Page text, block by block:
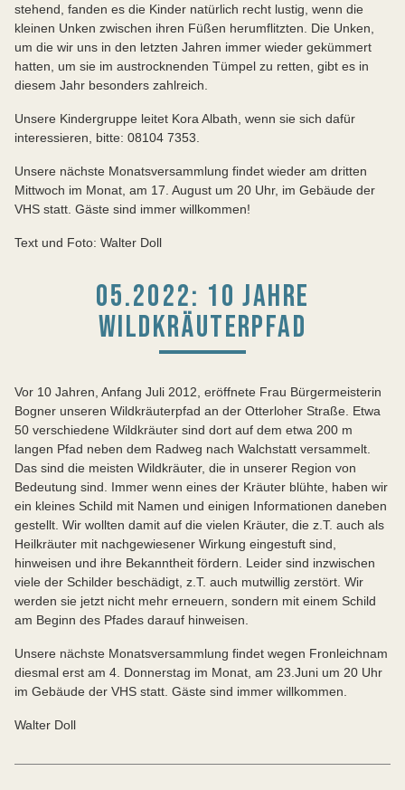
stehend, fanden es die Kinder natürlich recht lustig, wenn die
kleinen Unken zwischen ihren Füßen herumflitzten. Die Unken,
um die wir uns in den letzten Jahren immer wieder gekümmert
hatten, um sie im austrocknenden Tümpel zu retten, gibt es in
diesem Jahr besonders zahlreich.
Unsere Kindergruppe leitet Kora Albath, wenn sie sich dafür
interessieren, bitte: 08104 7353.
Unsere nächste Monatsversammlung findet wieder am dritten
Mittwoch im Monat, am 17. August um 20 Uhr, im Gebäude der
VHS statt. Gäste sind immer willkommen!
Text und Foto: Walter Doll
05.2022: 10 JAHRE
WILDKRÄUTERPFAD
Vor 10 Jahren, Anfang Juli 2012, eröffnete Frau Bürgermeisterin
Bogner unseren Wildkräuterpfad an der Otterloher Straße. Etwa
50 verschiedene Wildkräuter sind dort auf dem etwa 200 m
langen Pfad neben dem Radweg nach Walchstatt versammelt.
Das sind die meisten Wildkräuter, die in unserer Region von
Bedeutung sind. Immer wenn eines der Kräuter blühte, haben wir
ein kleines Schild mit Namen und einigen Informationen daneben
gestellt. Wir wollten damit auf die vielen Kräuter, die z.T. auch als
Heilkräuter mit nachgewiesener Wirkung eingestuft sind,
hinweisen und ihre Bekanntheit fördern. Leider sind inzwischen
viele der Schilder beschädigt, z.T. auch mutwillig zerstört. Wir
werden sie jetzt nicht mehr erneuern, sondern mit einem Schild
am Beginn des Pfades darauf hinweisen.
Unsere nächste Monatsversammlung findet wegen Fronleichnam
diesmal erst am 4. Donnerstag im Monat, am 23.Juni um 20 Uhr
im Gebäude der VHS statt. Gäste sind immer willkommen.
Walter Doll